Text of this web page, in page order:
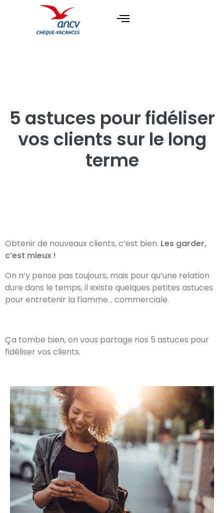
5 astuces pour fidéliser
vos clients sur le long
terme
Obtenir de nouveaux clients, c’est bien. Les garder,
c’est mieux !
On n’y pense pas toujours, mais pour qu’une relation
dure dans le temps, il existe quelques petites astuces
pour entretenir la flamme… commerciale.
Ça tombe bien, on vous partage nos 5 astuces pour
fidéliser vos clients.